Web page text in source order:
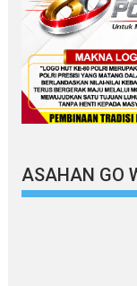
ASAHAN GO